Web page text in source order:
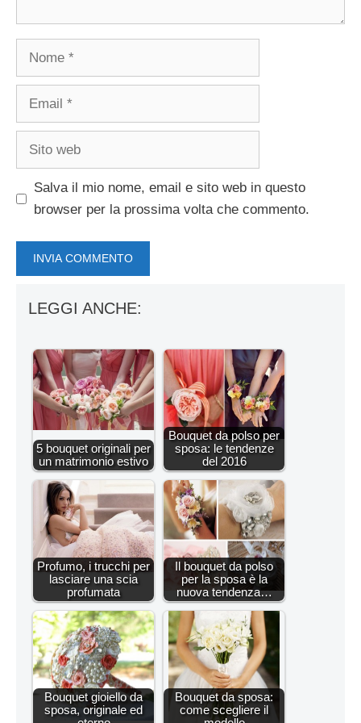
Nome
Email
Sito
Salva il mio nome, email e sito web in questo
browser per la prossima volta che commento.
LEGGI ANCHE:
5 bouquet originali per
un matrimonio estivo
Bouquet da polso per
sposa: le tendenze
del 2016
Profumo, i trucchi per
lasciare una scia
profumata
Il bouquet da polso
per la sposa è la
nuova tendenza…
Bouquet gioiello da
sposa, originale ed
Bouquet da sposa:
come scegliere il